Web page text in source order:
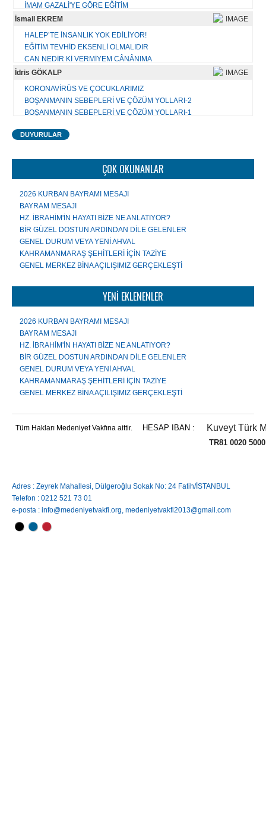
Tüm yazıları...
İMAM GAZALİ'YE GÖRE EĞİTİM
KÜÇÜK ALEMDEKİ MEDENİYET
HATALARIMIZI DUYMAYA OLAN İHTİYACIMIZ
AKLIN ANLAMI
KİŞİNİN MEDENÎLİĞİNDEN ÜMMETİN MEDENİYETİNE
BİR DARBE KALKIŞMASININ ARDINDAN
ÇAĞIN GÖÇMENLERİ
Tüm yazıları...
İsmail EKREM
HALEP’TE İNSANLIK YOK EDİLİYOR!
EĞİTİM TEVHİD EKSENLİ OLMALIDIR
CAN NEDİR Kİ VERMİYEM CÂNÂNIMA
KİBİRDE BENLİK İDDİASI VARDIR
USÛL BİL, ÜSLÛP BİL, ÂDÂP BİL!
BU TOPRAKLAR İSLÂM COĞRAFYASIDIR, HAİNLERE VE
KATİLLERE BIRAKILAMAZ
Tüm yazıları...
İdris GÖKALP
KORONAVİRÜS VE ÇOCUKLARIMIZ
BOŞANMANIN SEBEPLERİ VE ÇÖZÜM YOLLARI-2
BOŞANMANIN SEBEPLERİ VE ÇÖZÜM YOLLARI-1
ÇOCUK GELİŞİMİNDE MÜSLÜMAN AİLE MODELİ
ÇAĞDAŞ EĞİTİM ANLAYIŞLARININ HADİSLERDEN ÇIKARACAĞI
GENÇLERE 100 TAVSİYE
EĞİTİMİN ANA TEMASI "SALİH İNSAN YETİŞTİRMEK"
Tüm yazıları...
DUYURULAR
ÇOK OKUNANLAR
2026 KURBAN BAYRAMI MESAJI
BAYRAM MESAJI
HZ. İBRAHİM'İN HAYATI BİZE NE ANLATIYOR?
BİR GÜZEL DOSTUN ARDINDAN DİLE GELENLER
GENEL DURUM VEYA YENİ AHVAL
KAHRAMANMARAŞ ŞEHİTLERİ İÇİN TAZİYE
GENEL MERKEZ BİNA AÇILIŞIMIZ GERÇEKLEŞTİ
YENİ EKLENENLER
2026 KURBAN BAYRAMI MESAJI
BAYRAM MESAJI
HZ. İBRAHİM'İN HAYATI BİZE NE ANLATIYOR?
BİR GÜZEL DOSTUN ARDINDAN DİLE GELENLER
GENEL DURUM VEYA YENİ AHVAL
KAHRAMANMARAŞ ŞEHİTLERİ İÇİN TAZİYE
GENEL MERKEZ BİNA AÇILIŞIMIZ GERÇEKLEŞTİ
Tüm Hakları Medeniyet Vakfına aittir. HESAP IBAN : Kuveyt Türk
TR81 0020 5000 0084
Adres : Zeyrek Mahallesi, Dülgeroğlu Sokak No: 24 Fatih/İSTANBUL
Telefon : 0212 521 73 01
e-posta : info@medeniyetvakfi.org, medeniyetvakfi2013@gmail.com